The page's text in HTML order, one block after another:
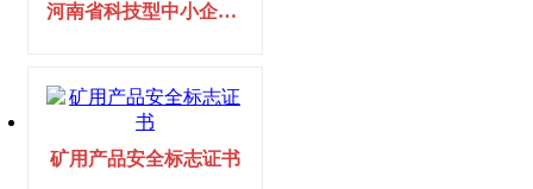
河南省科技型中小企业证书
矿用产品安全标志证书